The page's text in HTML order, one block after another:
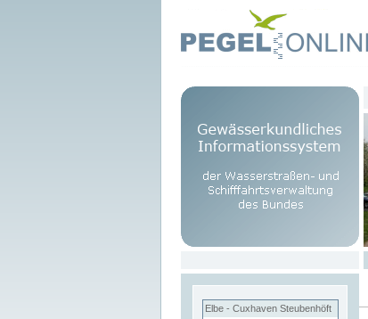
Elbe - Cuxhaven Steubenhöft